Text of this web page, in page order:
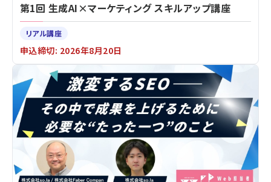
第1回 生成AI×マーケティング スキルアップ講座
リアル講座
申込締切: 2026年8月20日